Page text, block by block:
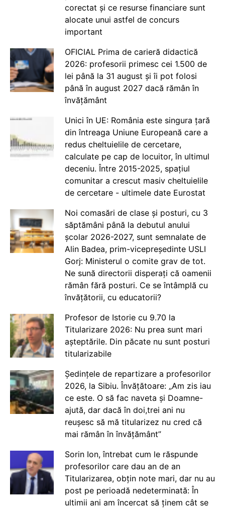
corectat și ce resurse financiare sunt
alocate unui astfel de concurs
important
OFICIAL Prima de carieră didactică
2026: profesorii primesc cei 1.500 de
lei până la 31 august și îi pot folosi
până în august 2027 dacă rămân în
învățământ
Unici în UE: România este singura țară
din întreaga Uniune Europeană care a
redus cheltuielile de cercetare,
calculate pe cap de locuitor, în ultimul
deceniu. Între 2015-2025, spațiul
comunitar a crescut masiv cheltuielile
de cercetare - ultimele date Eurostat
Noi comasări de clase și posturi, cu 3
săptămâni până la debutul anului
școlar 2026-2027, sunt semnalate de
Alin Badea, prim-vicepreședinte USLI
Gorj: Ministerul o comite grav de tot.
Ne sună directorii disperați că oamenii
rămân fără posturi. Ce se întâmplă cu
învățătorii, cu educatorii?
Profesor de Istorie cu 9.70 la
Titularizare 2026: Nu prea sunt mari
așteptările. Din păcate nu sunt posturi
titularizabile
Ședințele de repartizare a profesorilor
2026, la Sibiu. Învățătoare: „Am zis iau
ce este. O să fac naveta și Doamne-
ajută, dar dacă în doi,trei ani nu
reușesc să mă titularizez nu cred că
mai rămân în învățământ”
Sorin Ion, întrebat cum le răspunde
profesorilor care dau an de an
Titularizarea, obțin note mari, dar nu au
post pe perioadă nedeterminată: În
ultimii ani am încercat să ținem cât se